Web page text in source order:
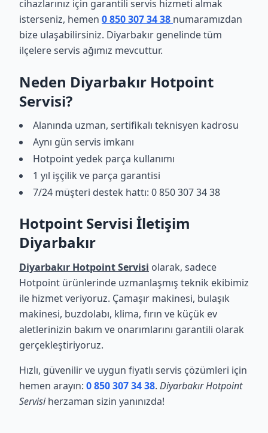
cihazlarınız için garantili servis hizmeti almak
isterseniz, hemen 0 850 307 34 38 numaramızdan
bize ulaşabilirsiniz. Diyarbakır genelinde tüm
ilçelere servis ağımız mevcuttur.
Neden Diyarbakır Hotpoint
Servisi?
Alanında uzman, sertifikalı teknisyen kadrosu
Aynı gün servis imkanı
Hotpoint yedek parça kullanımı
1 yıl işçilik ve parça garantisi
7/24 müşteri destek hattı: 0 850 307 34 38
Hotpoint Servisi İletişim
Diyarbakır
Diyarbakır Hotpoint Servisi olarak, sadece
Hotpoint ürünlerinde uzmanlaşmış teknik ekibimiz
ile hizmet veriyoruz. Çamaşır makinesi, bulaşık
makinesi, buzdolabı, klima, fırın ve küçük ev
aletlerinizin bakım ve onarımlarını garantili olarak
gerçekleştiriyoruz.
Hızlı, güvenilir ve uygun fiyatlı servis çözümleri için
hemen arayın: 0 850 307 34 38. Diyarbakır Hotpoint
Servisiherzaman sizin yanınızda!